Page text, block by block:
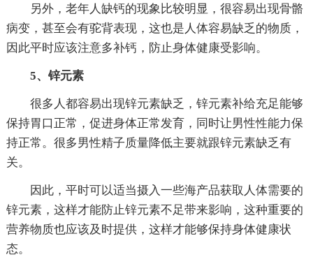
另外，老年人缺钙的现象比较明显，很容易出现骨骼
病变，甚至会有驼背表现，这也是人体容易缺乏的物质，
因此平时应该注意多补钙，防止身体健康受影响。
5、锌元素
很多人都容易出现锌元素缺乏，锌元素补给充足能够
保持胃口正常，促进身体正常发育，同时让男性性能力保
持正常。很多男性精子质量降低主要就跟锌元素缺乏有
关。
因此，平时可以适当摄入一些海产品获取人体需要的
锌元素，这样才能防止锌元素不足带来影响，这种重要的
营养物质也应该及时提供，这样才能够保持身体健康状
态。